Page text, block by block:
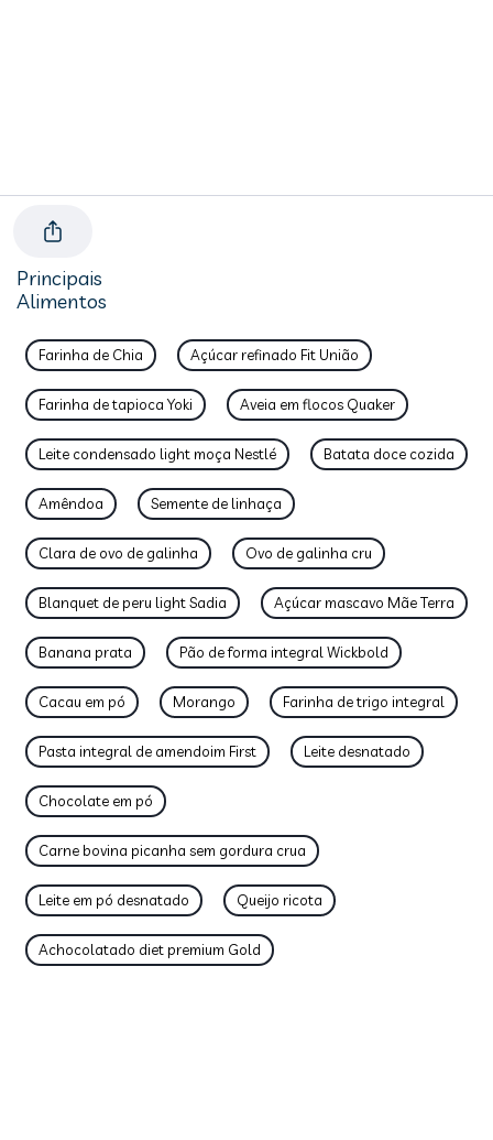
Principais
Alimentos
Farinha de Chia Açúcar refinado Fit União
Farinha de tapioca Yoki Aveia em flocos Quaker
Leite condensado light moça Nestlé Batata doce cozida
Amêndoa Semente de linhaça
Clara de ovo de galinha Ovo de galinha cru
Blanquet de peru light Sadia Açúcar mascavo Mãe Terra
Banana prata Pão de forma integral Wickbold
Cacau em pó Morango Farinha de trigo integral
Pasta integral de amendoim First Leite desnatado
Chocolate em pó
Carne bovina picanha sem gordura crua
Leite em pó desnatado Queijo ricota
Achocolatado diet premium Gold